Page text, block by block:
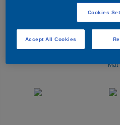
Mat
Cookies
Accept All Cookies